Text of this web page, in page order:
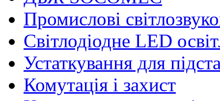
Промислові
Світлодіодне LED
Устаткування для
Комутація і захист